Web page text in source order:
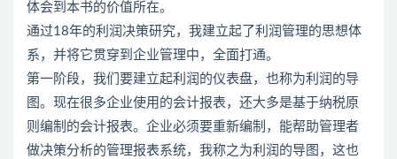
体会到本书的价值所在。
通过18年的利润决策研究，我建立起了利润管理的思想体
系，并将它贯穿到企业管理中，全面打通。
第一阶段，我们要建立起利润的仪表盘，也称为利润的导
图。现在很多企业使用的会计报表，还大多是基于纳税原
则编制的会计报表。企业必须要重新编制，能帮助管理者
做决策分析的管理报表系统，我称之为利润的导图，这也